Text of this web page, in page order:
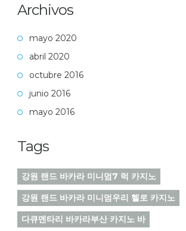
Archivos
mayo 2020
abril 2020
octubre 2016
junio 2016
mayo 2016
Tags
강원 랜드 바카라 미니멈7 럭 카지노
강원 랜드 바카라 미니멈우리 헬로 카지노
다큐멘타리 바카라부산 카지노 바